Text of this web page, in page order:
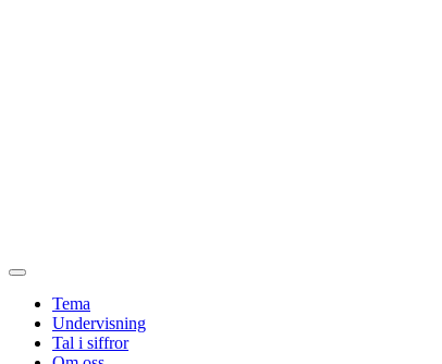
Tema
Undervisning
Tal i siffror